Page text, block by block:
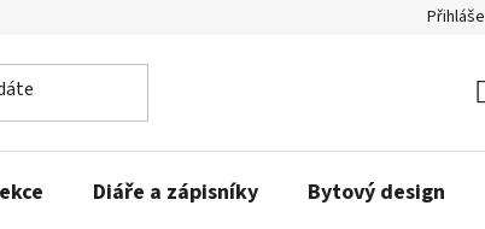
Diáře a zápisníky Bytový design